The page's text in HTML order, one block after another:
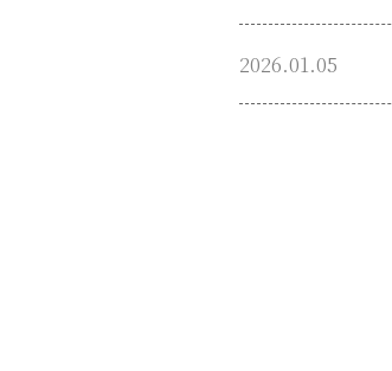
2026.01.05